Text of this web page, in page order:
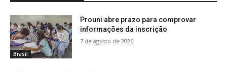
Brasil
Prouni abre prazo para comprovar
informações da inscrição
7 de agosto de 2026